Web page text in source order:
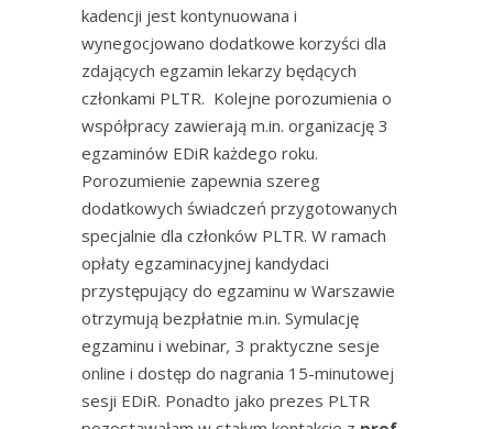
kadencji jest kontynuowana i
wynegocjowano dodatkowe korzyści dla
zdających egzamin lekarzy będących
członkami PLTR. Kolejne porozumienia o
współpracy zawierają m.in. organizację 3
egzaminów EDiR każdego roku.
Porozumienie zapewnia szereg
dodatkowych świadczeń przygotowanych
specjalnie dla członków PLTR. W ramach
opłaty egzaminacyjnej kandydaci
przystępujący do egzaminu w Warszawie
otrzymują bezpłatnie m.in. Symulację
egzaminu i webinar, 3 praktyczne sesje
online i dostęp do nagrania 15-minutowej
sesji EDiR. Ponadto jako prezes PLTR